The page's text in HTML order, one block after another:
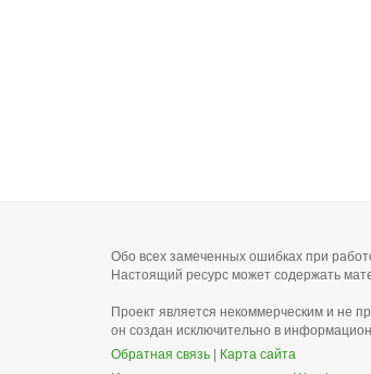
Обо всех замеченных ошибках при
Настоящий ресурс может содержать
Проект является некоммерческим и не
он создан исключительно в
Обратная связь | Карта сайта